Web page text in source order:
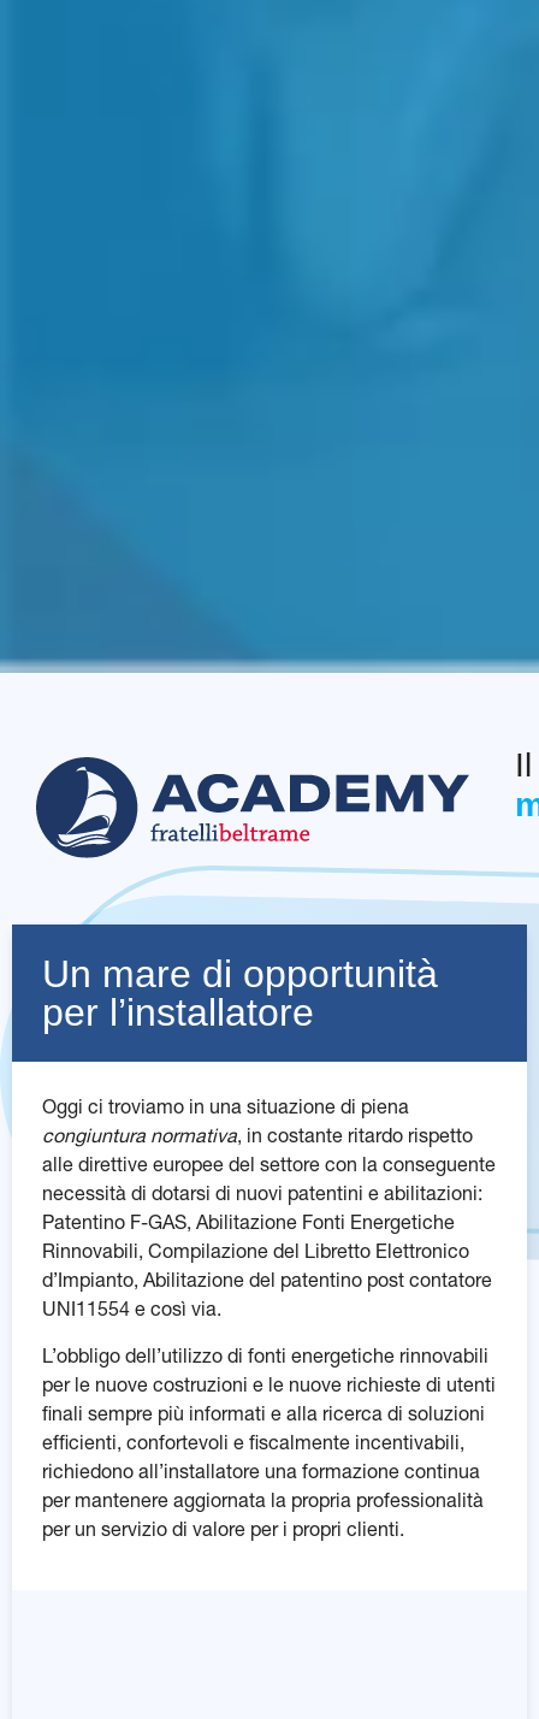
Un mare di opportunità
per l’installatore
Oggi ci troviamo in una situazione di piena
congiuntura normativa, in costante ritardo rispetto
alle direttive europee del settore con la conseguente
necessità di dotarsi di nuovi patentini e abilitazioni:
Patentino F-GAS, Abilitazione Fonti Energetiche
Rinnovabili, Compilazione del Libretto Elettronico
d’Impianto, Abilitazione del patentino post contatore
UNI11554 e così via.
L’obbligo dell’utilizzo di fonti energetiche rinnovabili
per le nuove costruzioni e le nuove richieste di utenti
finali sempre più informati e alla ricerca di soluzioni
efficienti, confortevoli e fiscalmente incentivabili,
richiedono all’installatore una formazione continua
per mantenere aggiornata la propria professionalità
per un servizio di valore per i propri clienti.